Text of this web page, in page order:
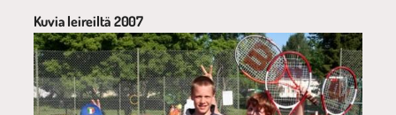
Kuvia leireiltä 2007